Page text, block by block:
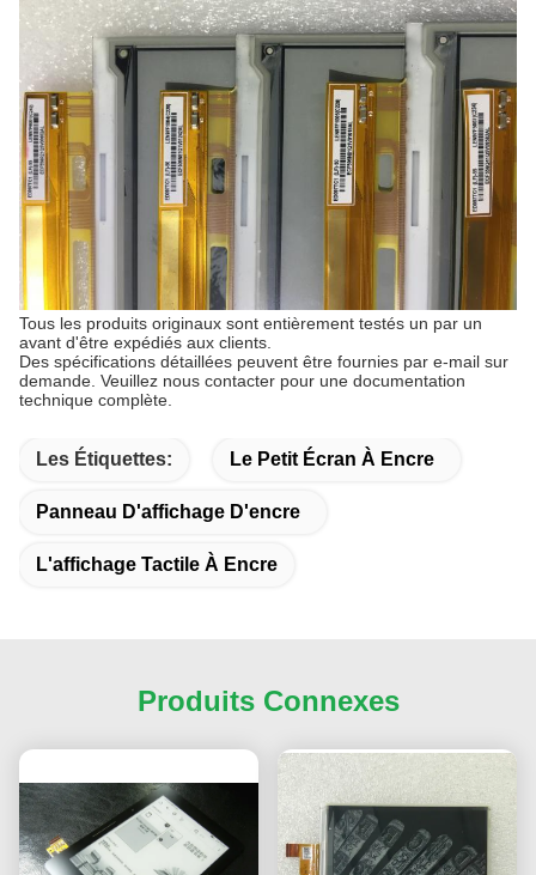
Tous les produits originaux sont entièrement testés un par un
avant d'être expédiés aux clients.
Des spécifications détaillées peuvent être fournies par e-mail sur
demande. Veuillez nous contacter pour une documentation
technique complète.
Les Étiquettes: Le Petit Écran À Encre
Panneau D'affichage D'encre
L'affichage Tactile À Encre
Produits Connexes